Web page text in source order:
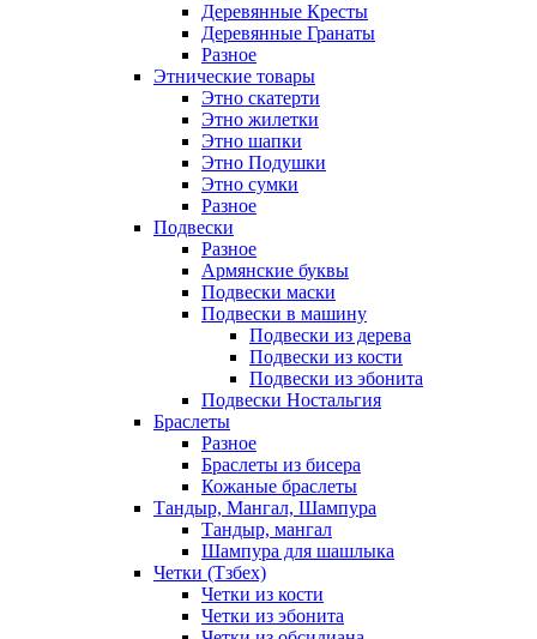
Деревянные Кресты
Деревянные Гранаты
Разное
Этнические товары
Этно скатерти
Этно жилетки
Этно шапки
Этно Подушки
Этно сумки
Разное
Подвески
Разное
Армянские буквы
Подвески маски
Подвески в машину
Подвески из дерева
Подвески из кости
Подвески из эбонита
Подвески Ностальгия
Браслеты
Разное
Браслеты из бисера
Кожаные браслеты
Тандыр, Мангал, Шампура
Тандыр, мангал
Шампура для шашлыка
Четки (Тзбех)
Четки из кости
Четки из эбонита